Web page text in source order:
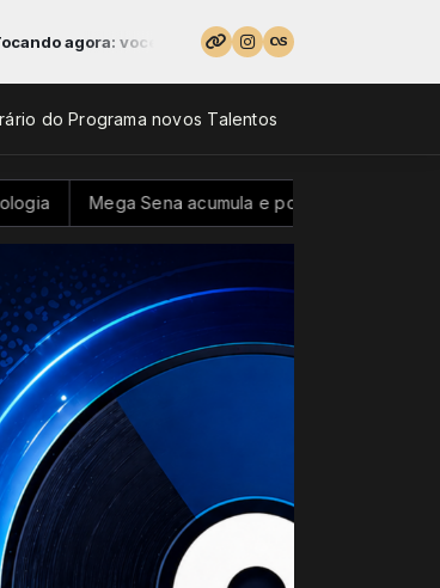
voce procura e volta a nossa rádio é a melhor
do Programa novos Talentos
acumula e pode pagar R$ 100 milhões neste